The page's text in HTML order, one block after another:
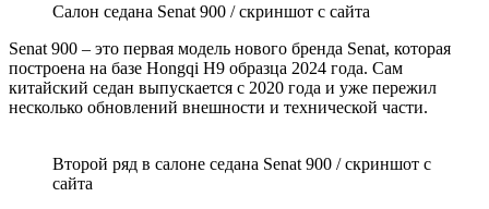
Салон седана Senat 900 / скриншот с сайта
Senat 900 – это первая модель нового бренда Senat, которая
построена на базе Hongqi H9 образца 2024 года. Сам
китайский седан выпускается с 2020 года и уже пережил
несколько обновлений внешности и технической части.
Второй ряд в салоне седана Senat 900 / скриншот с
сайта